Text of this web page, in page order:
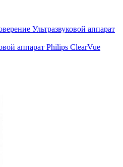
Ультразвуковой аппарат
аппарат Philips ClearVue